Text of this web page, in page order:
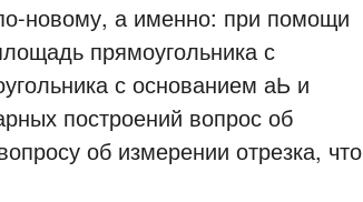
новому, а именно: при помощи
прямоугольника с
с основанием аЬ и
построений вопрос об
об измерении отрезка, что